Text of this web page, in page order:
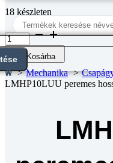
Search
...
18 készleten
LMHP10LUU
peremes
hosszított
lineáris
csapágy
mennyiség
Kosárba
Mechanika
LMHP10LUU peremes